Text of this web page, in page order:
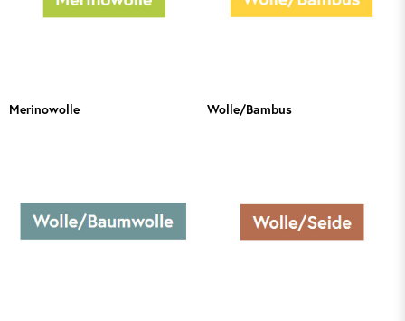
Merinowolle Wolle/Bambus